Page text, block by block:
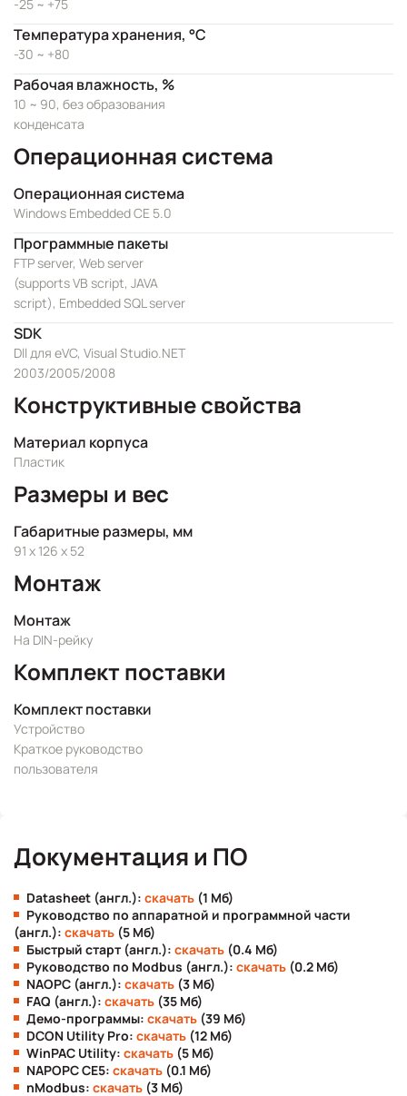
-25 ~ +75
Температура хранения, °C
-30 ~ +80
Рабочая влажность, %
10 ~ 90, без образования
конденсата
Операционная система
Операционная система
Windows Embedded CE 5.0
Программные пакеты
FTP server, Web server
(supports VB script, JAVA
script), Embedded SQL server
SDK
Dll для eVC, Visual Studio.NET
2003/2005/2008
Конструктивные свойства
Материал корпуса
Пластик
Размеры и вес
Габаритные размеры, мм
91 x 126 x 52
Монтаж
Монтаж
На DIN-рейку
Комплект поставки
Комплект поставки
Устройство
Краткое руководство
пользователя
Документация и ПО
Datasheet (англ.): скачать (1 Мб)
Руководство по аппаратной и программной части
(англ.): скачать (5 Мб)
Быстрый старт (англ.): скачать (0.4 Мб)
Руководство по Modbus (англ.): скачать (0.2 Мб)
NAOPC (англ.): скачать (3 Мб)
FAQ (англ.): скачать (35 Мб)
Демо-программы: скачать (39 Мб)
DCON Utility Pro: скачать (12 Мб)
WinPAC Utility: скачать (5 Мб)
NAPOPC CE5: скачать (0.1 Мб)
nModbus: скачать (3 Мб)